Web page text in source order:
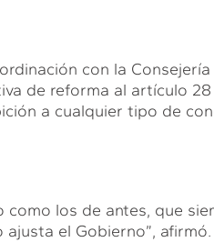
con la
de reforma al artículo
a cualquier tipo de
los de antes, que
el Gobierno”, afirmó.